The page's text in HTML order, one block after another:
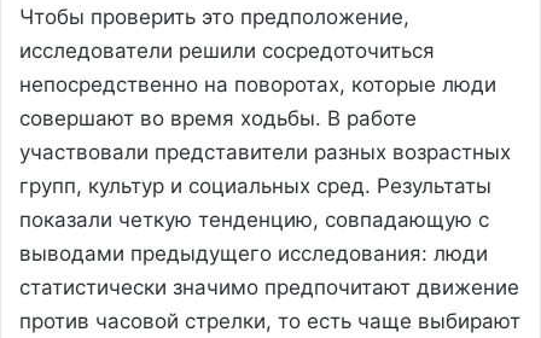
Чтобы проверить это предположение,
исследователи решили сосредоточиться
непосредственно на поворотах, которые люди
совершают во время ходьбы. В работе
участвовали представители разных возрастных
групп, культур и социальных сред. Результаты
показали четкую тенденцию, совпадающую с
выводами предыдущего исследования: люди
статистически значимо предпочитают движение
против часовой стрелки, то есть чаще выбирают